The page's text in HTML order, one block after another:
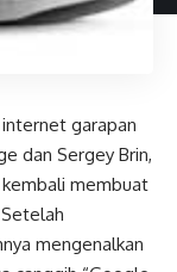
internet garapan
dan Sergey Brin,
membuat
mengenalkan